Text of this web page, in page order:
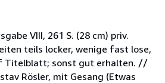
VIII, 261 S. (28 cm) priv.
teils locker, wenige fast lose,
Titelblatt; sonst gut erhalten. //
Rösler, mit Gesang (Etwas